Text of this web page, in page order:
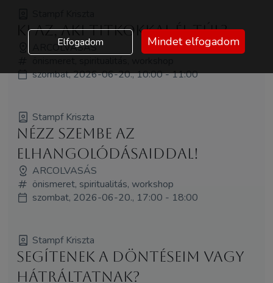
Ki az, aki titkokkal él túl?
ARCOLVASÁS
szombat, 2026-06-20., 10:00 - 11:00
Stampf Kriszta
Nézz szembe az
elhangolódásaiddal!
ARCOLVASÁS
önismeret, spiritualitás, workshop
szombat, 2026-06-20., 17:00 - 18:00
Stampf Kriszta
Segítenek a döntéseim vagy
hátráltatnak?
Elfogadom Mindet elfogadom